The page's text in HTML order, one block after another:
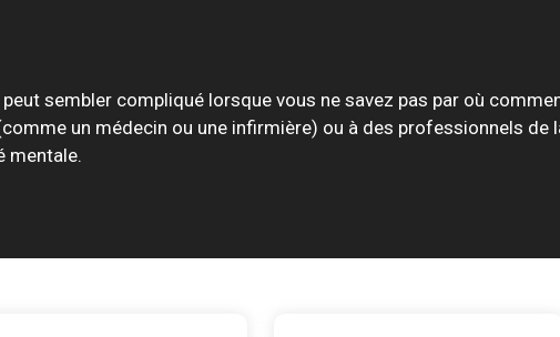
sembler compliqué lorsque vous ne savez pas par où
un médecin ou une infirmière) ou à des professionnels
mentale.